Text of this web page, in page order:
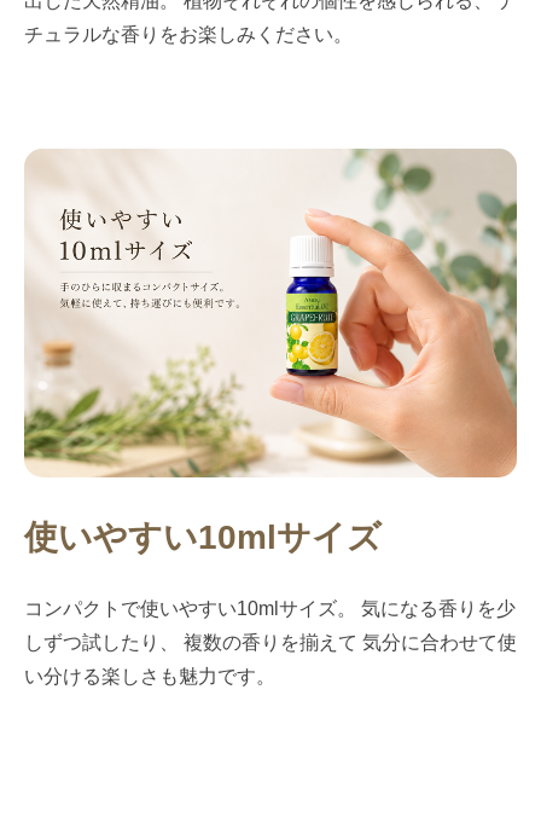
チュラルな香りをお楽しみください。
使いやすい10mlサイズ
コンパクトで使いやすい10mlサイズ。 気になる香りを少
しずつ試したり、 複数の香りを揃えて 気分に合わせて使
い分ける楽しさも魅力です。